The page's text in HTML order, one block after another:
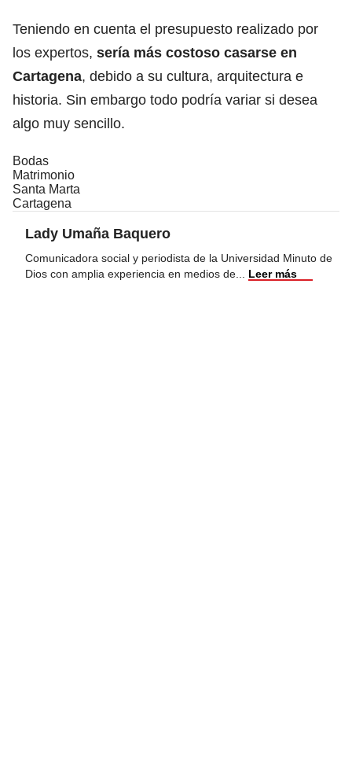
Teniendo en cuenta el presupuesto realizado por
los expertos, sería más costoso casarse en
Cartagena, debido a su cultura, arquitectura e
historia. Sin embargo todo podría variar si desea
algo muy sencillo.
Bodas
Matrimonio
Santa Marta
Cartagena
Lady Umaña Baquero
Comunicadora social y periodista de la Universidad Minuto de
Dios con amplia experiencia en medios de
Leer más